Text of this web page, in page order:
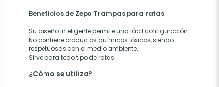
Beneficios de Zepo Trampas para ratas
Su diseño inteligente permite una fácil configuración.
No contiene productos químicos tóxicos, siendo
respetuosas con el medio ambiente.
Sirve para todo tipo de ratas.
¿Cómo se utiliza?